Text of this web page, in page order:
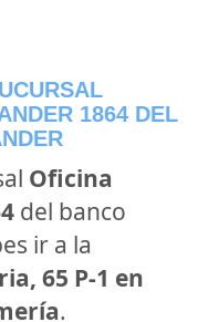
1864 DEL
Oficina
del banco
ir a la
65 P-1 en
.